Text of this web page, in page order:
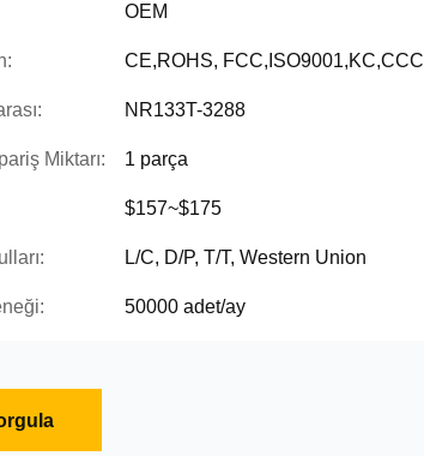
OEM
CE,ROHS, FCC,ISO9001,KC,CCC
NR133T-3288
Miktarı: 1 parça
$157~$175
L/C, D/P, T/T, Western Union
50000 adet/ay